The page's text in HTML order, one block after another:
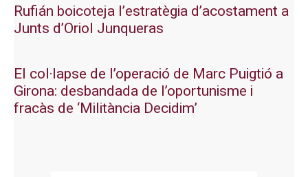
Rufián boicoteja l’estratègia d’acostament a
Junts d’Oriol Junqueras
El col·lapse de l’operació de Marc Puigtió a
Girona: desbandada de l’oportunisme i
fracàs de ‘Militància Decidim’